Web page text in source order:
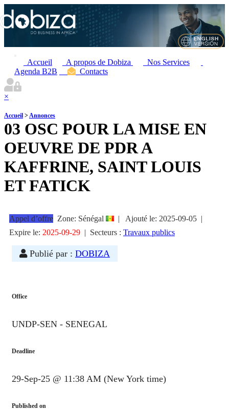
Accueil A propos de Dobiza
Nos Services
Agenda B2B
Contacts
×
Accueil >Annonces
03 OSC POUR LA MISE EN
OEUVRE DE PDR A
KAFFRINE, SAINT LOUIS
ET FATICK
Appel d’offre Zone: Sénégal | Ajouté le: 2025-09-05 |
Expire le: 2025-09-29 | Secteurs : Travaux publics
Publié par : DOBIZA
Office
UNDP-SEN - SENEGAL
Deadline
29-Sep-25 @ 11:38 AM (New York time)
Published on